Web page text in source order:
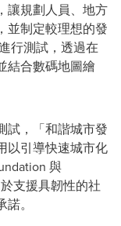
讓規劃人員、地方
並制定較理想的發
行測試，透過在
結合數碼地圖繪
試，「和諧城市發
以引導快速城市化
與
支援具韌性的社
。